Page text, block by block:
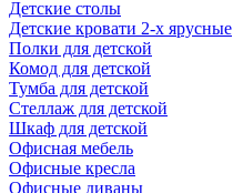
Детские столы
Детские кровати 2-х ярусные
Полки для детской
Комод для детской
Тумба для детской
Стеллаж для детской
Шкаф для детской
Офисная мебель
Офисные кресла
Офисные диваны